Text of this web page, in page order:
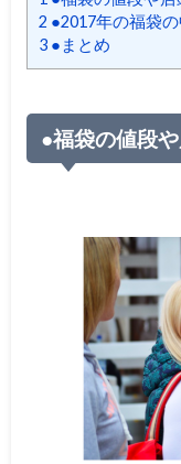
2 ●2017年の福袋
3●まとめ
●福袋の値段